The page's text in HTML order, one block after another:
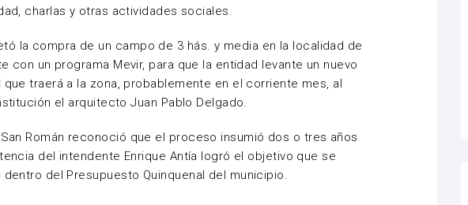
charlas y otras actividades sociales.
la compra de un campo de 3 hás. y media en la localidad de
con un programa Mevir, para que la entidad levante un nuevo
que traerá a la zona, probablemente en el corriente mes, al
el arquitecto Juan Pablo Delgado.
Román reconoció que el proceso insumió dos o tres años
del intendente Enrique Antía logró el objetivo que se
del Presupuesto Quinquenal del municipio.